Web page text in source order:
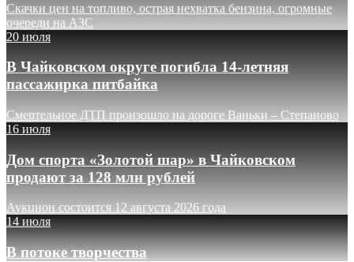
Скачки цен на топливо, острая нехватка бензина, огромные
очереди на АЗС
20 июля
В Чайковском округе погибла 14-летняя
пассажирка питбайка
Смертельное ДТП произошло на дороге Ваньки – Степаново
16 июля
Дом спорта «Золотой шар» в Чайковском
продают за 128 млн рублей
Аукцион состоится 12 августа 2026 года
14 июля
В потоке творчества